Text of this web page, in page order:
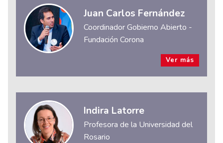
Juan Carlos Fernández
Coordinador Gobierno Abierto -
Fundación Corona
Ver más
Indira Latorre
Profesora de la Universidad del
Rosario